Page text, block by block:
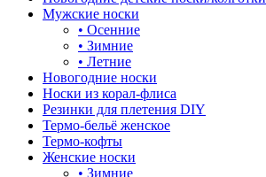
Мужские носки
• Осенние
• Зимние
• Летние
Новогодние носки
Носки из корал-флиса
Резинки для плетения DIY
Термо-бельё женское
Термо-кофты
Женские носки
• Зимние